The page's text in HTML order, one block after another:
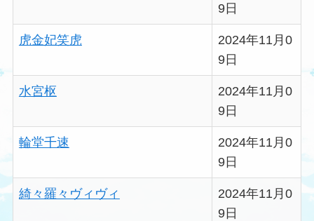
9日
虎金妃笑虎
2024年11月0
9日
水宮枢
2024年11月0
9日
輪堂千速
2024年11月0
9日
綺々羅々ヴィヴィ
2024年11月0
9日